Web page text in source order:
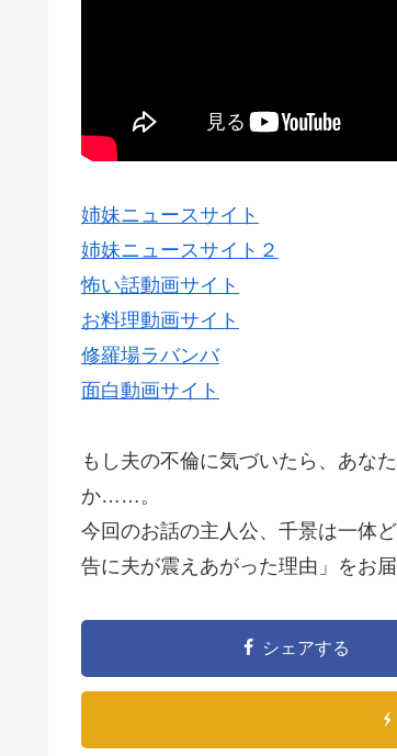
姉妹ニュースサイト
姉妹ニュースサイト２
怖い話動画サイト
お料理動画サイト
修羅場ラバンバ
面白動画サイト
もし夫の不倫に気づいたら、あな
か……。
今回のお話の主人公、千景は一
告に夫が震えあがった理由」をお届
シェアする